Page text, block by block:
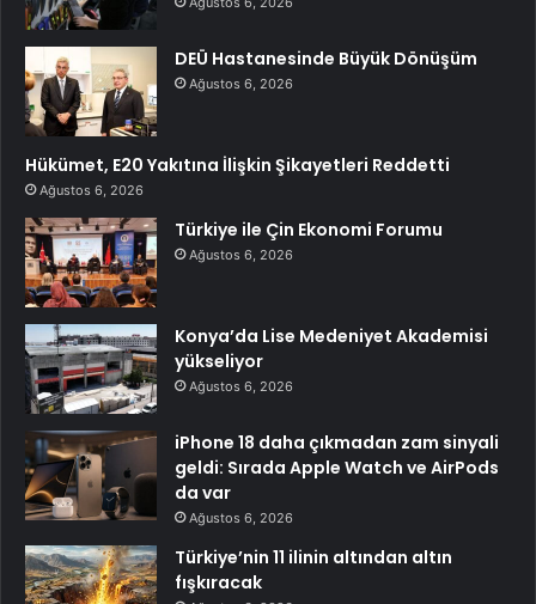
DEÜ Hastanesinde Büyük Dönüşüm
Ağustos 6, 2026
Hükümet, E20 Yakıtına İlişkin Şikayetleri Reddetti
Ağustos 6, 2026
Türkiye ile Çin Ekonomi Forumu
Ağustos 6, 2026
Konya’da Lise Medeniyet Akademisi
yükseliyor
Ağustos 6, 2026
iPhone 18 daha çıkmadan zam sinyali
geldi: Sırada Apple Watch ve AirPods
da var
Ağustos 6, 2026
Türkiye’nin 11 ilinin altından altın
fışkıracak